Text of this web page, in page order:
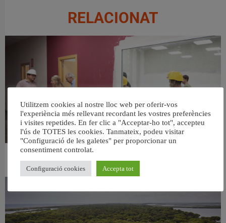
RELACIONAT
6 agost, 2026
Utilitzem cookies al nostre lloc web per oferir-vos
l'experiència més rellevant recordant les vostres preferències
i visites repetides. En fer clic a "Acceptar-ho tot", accepteu
l'ús de TOTES les cookies. Tanmateix, podeu visitar
"Configuració de les galetes" per proporcionar un
consentiment controlat.
Configuració cookies Accepta tot